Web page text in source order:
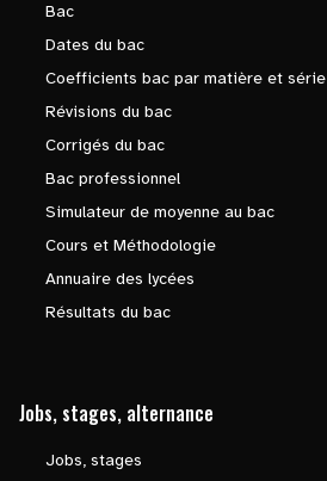
Bac
Dates du bac
Coefficients bac par matière et série
Révisions du bac
Corrigés du bac
Bac professionnel
Simulateur de moyenne au bac
Cours et Méthodologie
Annuaire des lycées
Résultats du bac
Jobs, stages, alternance
Jobs, stages